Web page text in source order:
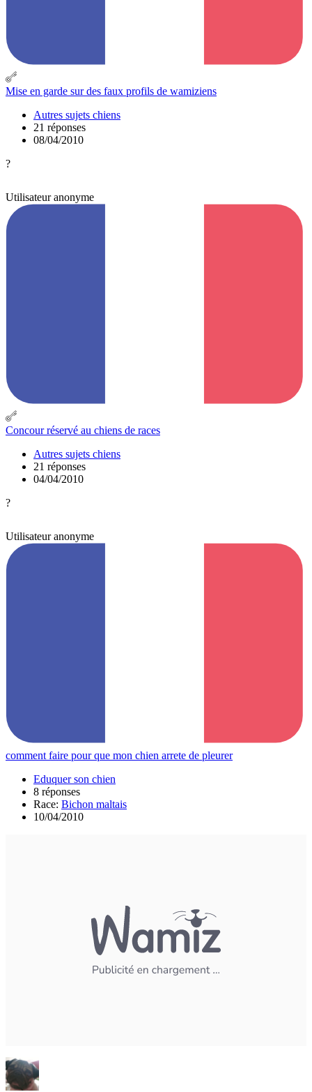
Mise en garde sur des faux profils de wamiziens
Autres sujets chiens
21 réponses
08/04/2010
?
Utilisateur anonyme
Concour réservé au chiens de races
Autres sujets chiens
21 réponses
04/04/2010
?
Utilisateur anonyme
comment faire pour que mon chien arrete de pleurer
Eduquer son chien
8 réponses
Race: Bichon maltais
10/04/2010